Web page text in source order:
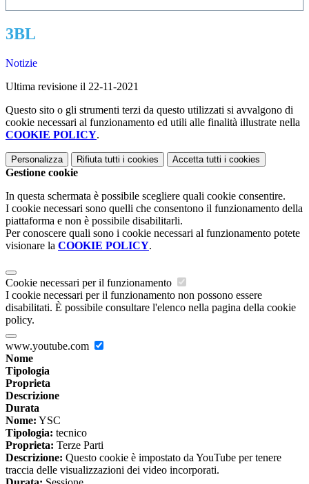
3BL
Notizie
Ultima revisione il 22-11-2021
Questo sito o gli strumenti terzi da questo utilizzati si avvalgono di
cookie necessari al funzionamento ed utili alle finalità illustrate nella
COOKIE POLICY.
Personalizza Rifiuta tutti i cookies Accetta tutti i cookies
Gestione cookie
In questa schermata è possibile scegliere quali cookie consentire.
I cookie necessari sono quelli che consentono il funzionamento della
piattaforma e non è possibile disabilitarli.
Per conoscere quali sono i cookie necessari al funzionamento potete
visionare la COOKIE POLICY.
Cookie necessari per il funzionamento
I cookie necessari per il funzionamento non possono essere
disabilitati. È possibile consultare l'elenco nella pagina della cookie
policy.
www.youtube.com
Nome
Tipologia
Proprieta
Descrizione
Durata
Nome: YSC
Tipologia: tecnico
Proprieta: Terze Parti
Descrizione: Questo cookie è impostato da YouTube per tenere
traccia delle visualizzazioni dei video incorporati.